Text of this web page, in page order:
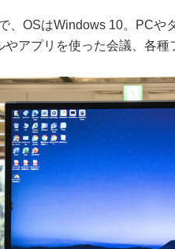
、OSはWindows 10。PCや
やアプリを使った会議、各種